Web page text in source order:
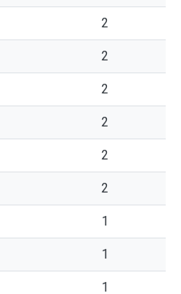
2
2
2
2
2
2
1
1
1